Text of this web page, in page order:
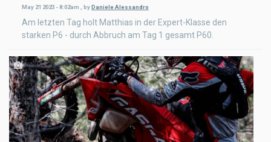
May 21 2023 - 8:02am byDaniele Alessandro
Am letzten Tag holt Matthias in der Expert-Klasse den
starken P6 - durch Abbruch am Tag 1 gesamt P60.